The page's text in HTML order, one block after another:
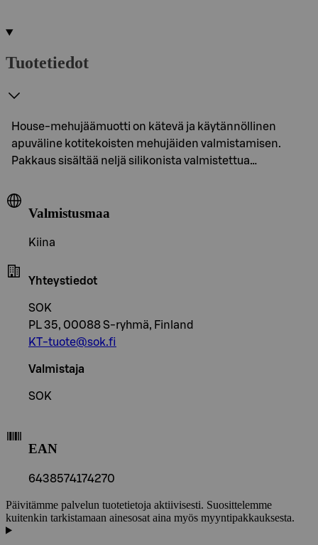
Tuotetiedot
House-mehujäämuotti on kätevä ja käytännöllinen
apuväline kotitekoisten mehujäiden valmistamisen.
Pakkaus sisältää neljä silikonista valmistettua…
Valmistusmaa
Kiina
Yhteystiedot
SOK
PL 35, 00088 S-ryhmä, Finland
KT-tuote@sok.fi
Valmistaja
SOK
EAN
6438574174270
Päivitämme palvelun tuotetietoja aktiivisesti. Suosittelemme
kuitenkin tarkistamaan ainesosat aina myös myyntipakkauksesta.